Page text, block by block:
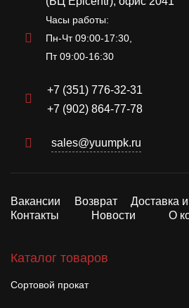
Часы работы:
Пн-Чт 09:00-17:30,
Пт 09:00-16:30
+7 (351) 776-32-31
+7 (902) 864-77-78
sales@yuumpk.ru
Вакансии Возврат Доставка
Контакты
Новости О
Каталог товаров
Сортовой прокат